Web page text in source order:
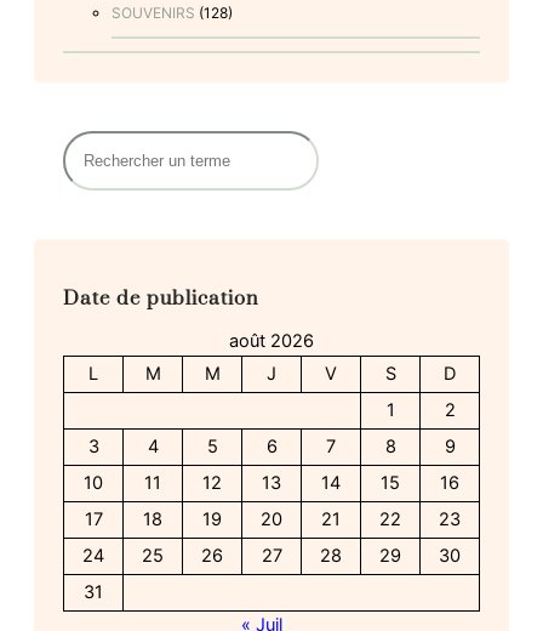
SOUVENIRS (128)
R
e
c
r
Date de publication
août 2026
L
M M J V S
D
1
2
3
4 5 6 7 8
9
10
11 12 13 14 15
16
17
18 19 20 21 22
23
24
25 26 27 28 29
30
31
« Juil